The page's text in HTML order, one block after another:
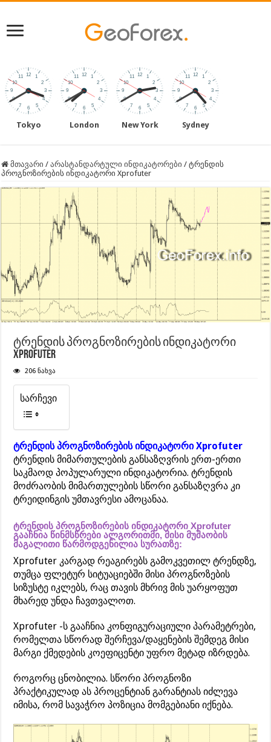
Tokyo London New York Sydney
მთავარი / არასტანდარტული ინდიკატორები / ტრენდის
პროგნოზირების ინდიკატორი Xprofuter
ტრენდის პროგნოზირების ინდიკატორი
Xprofuter
206 ნახვა
სარჩევი
ტრენდის პროგნოზირების ინდიკატორი Xprofuter
ტრენდის მიმართულების განსაზღვრის ერთ-ერთი
საკმაოდ პოპულარული ინდიკატორია. ტრენდის
მოძრაობის მიმართულების სწორი განსაზღვრა კი
ტრეიდინგის უმთავრესი ამოცანაა.
ტრენდის პროგნოზირების ინდიკატორი Xprofuter
გააჩნია წინმსწრები ალგორითმი, მისი მუშაობის
მაგალითი წარმოდგენილია სურათზე:
Xprofuter კარგად რეაგირებს გამოკვეთილ ტრენდზე,
თუმცა ფლეტურ სიტუაციებში მისი პროგნოზების
სიზუსტე იკლებს, რაც თავის მხრივ მის უარყოფუთ
მხარედ უნდა ჩავთვალოთ.
Xprofuter -ს გააჩნია კონფიგურაციული პარამეტრები,
რომელთა სწორად შერჩევა/დაყენების შემდეგ მისი
მარგი ქმედების კოეფიცენტი უფრო მეტად იზრდება.
როგორც ცნობილია. სწორი პროგნოზი
პრაქტიკულად ას პროცენტიან გარანტიას იძლევა
იმისა, რომ სავაჭრო პოზიცია მომგებიანი იქნება.